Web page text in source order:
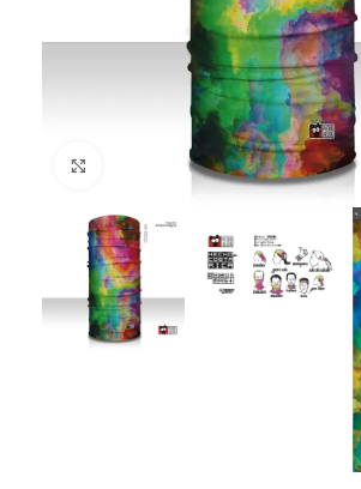
Click to enlarge